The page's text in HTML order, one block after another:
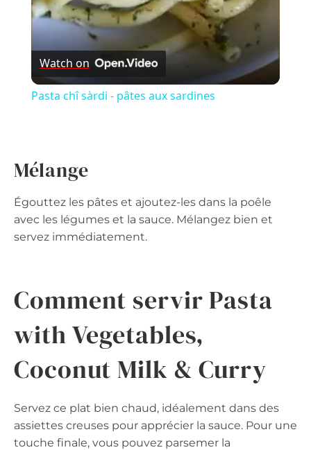
Watch on
Pasta chî sàrdi - pâtes aux sardines
Mélange
Égouttez les pâtes et ajoutez-les dans la poêle
avec les légumes et la sauce. Mélangez bien et
servez immédiatement.
Comment servir Pasta
with Vegetables,
Coconut Milk & Curry
Servez ce plat bien chaud, idéalement dans des
assiettes creuses pour apprécier la sauce. Pour une
touche finale, vous pouvez parsemer la